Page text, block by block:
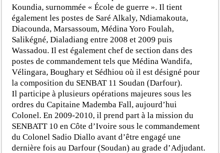
Koundia, surnommée « École de guerre ». Il tient
également les postes de Saré Alkaly, Ndiamakouta,
Diacounda, Marsassoum, Médina Yoro Foulah,
Salikégné, Dialadiang entre 2008 et 2009 puis
Wassadou. Il est également chef de section dans des
postes de commandement tels que Médina Wandifa,
Vélingara, Boughary et Sédhiou où il est désigné pour
la composition du SENBAT 11 Soudan (Darfour).
Il participe à plusieurs opérations majeures sous les
ordres du Capitaine Mademba Fall, aujourd’hui
Colonel. En 2009-2010, il prend part à la mission du
SENBATT 10 en Côte d’Ivoire sous le commandement
du Colonel Sadio Diallo avant d’être engagé une
dernière fois au Darfour (Soudan) au grade d’Adjudant.